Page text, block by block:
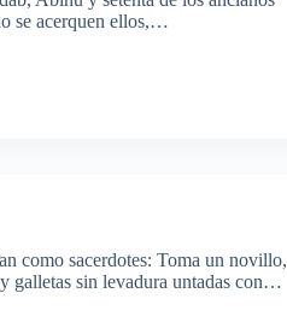
se acerquen ellos,…
como sacerdotes: Toma un novillo,
galletas sin levadura untadas con…